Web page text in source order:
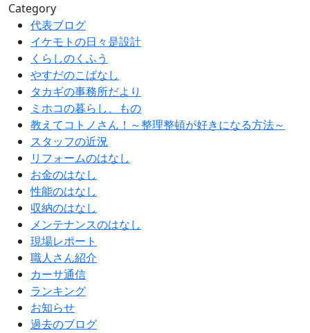
Category
代表ブログ
イケモトの日々是設計
くらしのくふう
やすだのこばなし
タカギの事務所だより
ミホコの暮らし、もの
教えてコトノさん！～整理整頓が好きになる方法～
スタッフの近況
リフォームのはなし
お金のはなし
性能のはなし
収納のはなし
メンテナンスのはなし
現場レポート
職人さん紹介
カーサ通信
ランキング
お知らせ
過去のブログ